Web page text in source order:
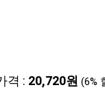
격 : 20,720원 (6%